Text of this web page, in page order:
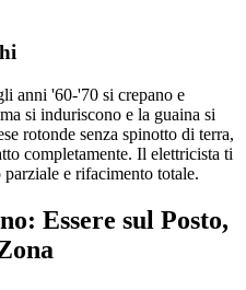
anni '60-'70 si crepano e
si induriscono e la guaina si
rotonde senza spinotto di terra,
completamente. Il elettricista ti
e rifacimento totale.
Essere sul Posto,